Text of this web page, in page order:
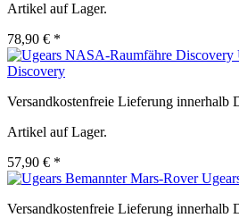
Artikel auf Lager.
78,90 € *
Discovery
Versandkostenfreie Lieferung innerhalb
Artikel auf Lager.
57,90 € *
Versandkostenfreie Lieferung innerhalb